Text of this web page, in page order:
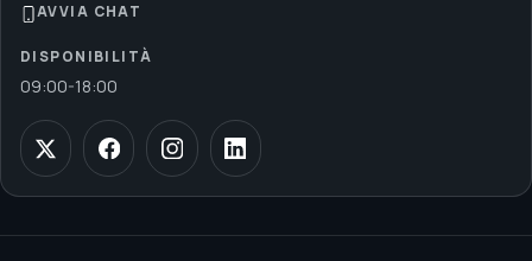
AVVIA CHAT
DISPONIBILITÀ
09:00-18:00